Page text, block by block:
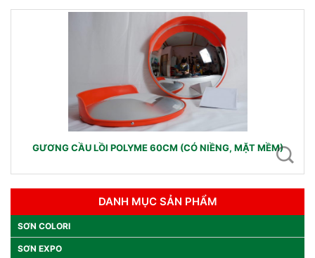
GƯƠNG CẦU LỒI POLYME 60CM (CÓ NIỀNG, MẶT MỀM)
DANH MỤC SẢN PHẨM
SƠN COLORI
SƠN EXPO